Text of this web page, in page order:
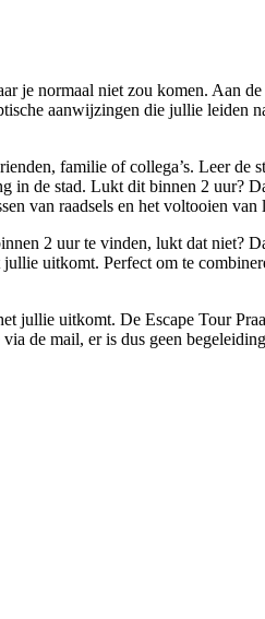
je normaal niet zou komen. Aan
aanwijzingen die jullie leiden
familie of collega’s. Leer de
in de stad. Lukt dit binnen 2 uur?
van raadsels en het voltooien van
2 uur te vinden, lukt dat niet?
uitkomt. Perfect om te
jullie uitkomt. De Escape Tour
de mail, er is dus geen